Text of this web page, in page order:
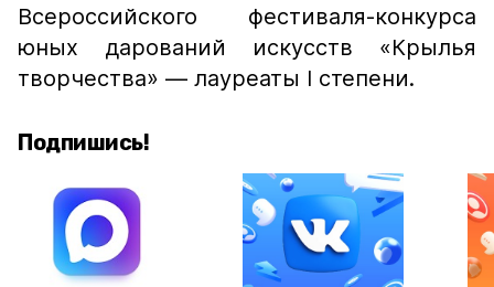
Всероссийского фестиваля-конкурса
юных дарований искусств «Крылья
творчества» — лауреаты I степени.
Подпишись!